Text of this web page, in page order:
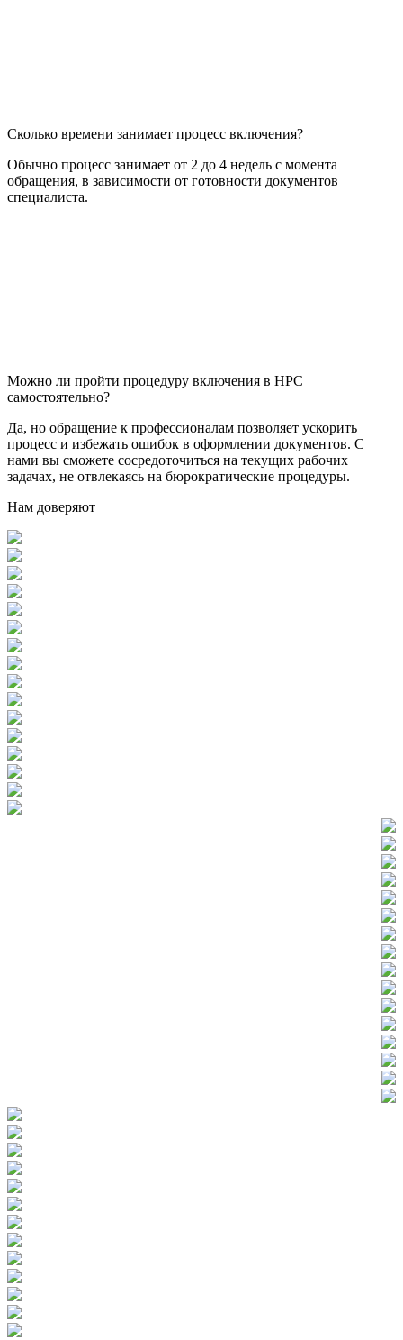
Сколько времени занимает процесс включения?
Обычно процесс занимает от 2 до 4 недель с момента
обращения, в зависимости от готовности документов
специалиста.
Можно ли пройти процедуру включения в НРС
самостоятельно?
Да, но обращение к профессионалам позволяет ускорить
процесс и избежать ошибок в оформлении документов. С
нами вы сможете сосредоточиться на текущих рабочих
задачах, не отвлекаясь на бюрократические процедуры.
Нам доверяют